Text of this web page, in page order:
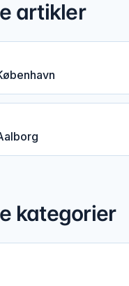
artikler
kategorier